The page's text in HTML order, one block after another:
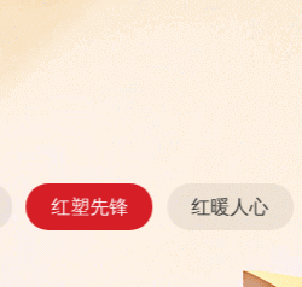
红塑先锋 红暖人心